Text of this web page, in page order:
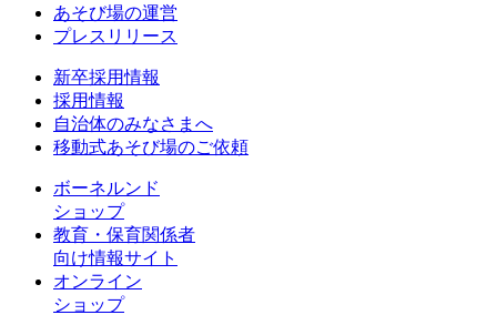
あそび場の運営
プレスリリース
新卒採用情報
採用情報
自治体のみなさまへ
移動式あそび場のご依頼
ボーネルンド
ショップ
教育・保育関係者
向け情報サイト
オンライン
ショップ